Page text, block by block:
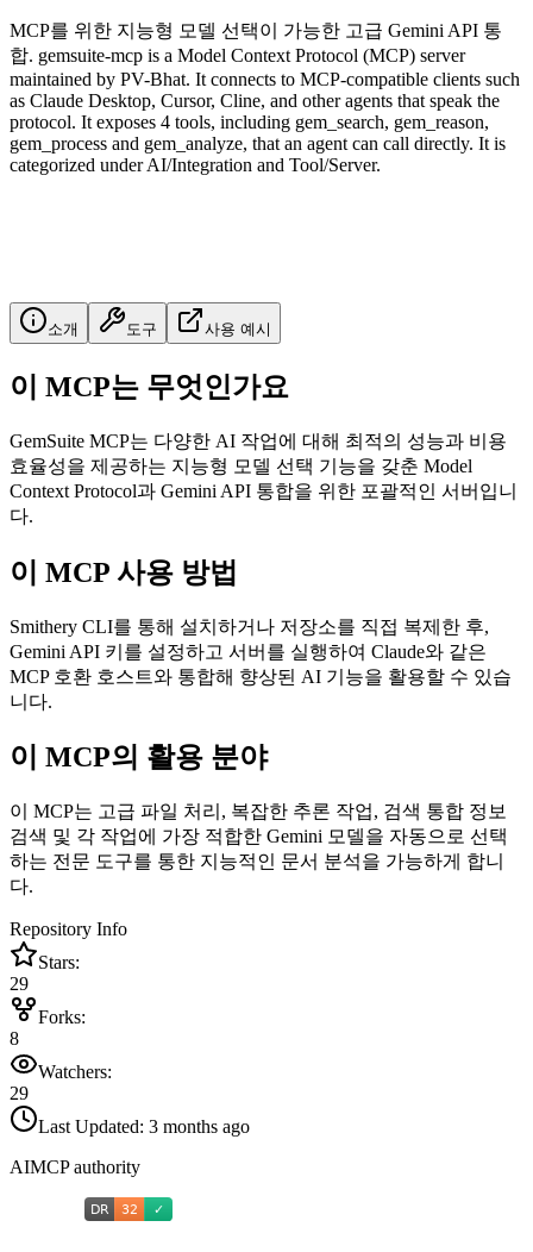
MCP를 위한 지능형 모델 선택이 가능한 고급 Gemini API 통
합. gemsuite-mcp is a Model Context Protocol (MCP) server
maintained by PV-Bhat. It connects to MCP-compatible clients such
as Claude Desktop, Cursor, Cline, and other agents that speak the
protocol. It exposes 4 tools, including gem_search, gem_reason,
gem_process and gem_analyze, that an agent can call directly. It is
categorized under AI/Integration and Tool/Server.
소개 도구 사용 예시
이 MCP는 무엇인가요
GemSuite MCP는 다양한 AI 작업에 대해 최적의 성능과 비용
효율성을 제공하는 지능형 모델 선택 기능을 갖춘 Model
Context Protocol과 Gemini API 통합을 위한 포괄적인 서버입니
다.
이 MCP 사용 방법
Smithery CLI를 통해 설치하거나 저장소를 직접 복제한 후,
Gemini API 키를 설정하고 서버를 실행하여 Claude와 같은
MCP 호환 호스트와 통합해 향상된 AI 기능을 활용할 수 있습
니다.
이 MCP의 활용 분야
이 MCP는 고급 파일 처리, 복잡한 추론 작업, 검색 통합 정보
검색 및 각 작업에 가장 적합한 Gemini 모델을 자동으로 선택
하는 전문 도구를 통한 지능적인 문서 분석을 가능하게 합니
다.
Repository Info
Stars:
29
Forks:
8
Watchers:
29
Last Updated: 3 months ago
AIMCP authority